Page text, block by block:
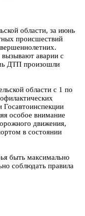
области, за июнь
происшествий
аварии с
ДТП произошли
области с 1 по
Госавтоинспекции
особое внимание
движения,
в состоянии
быть максимально
соблюдать правила